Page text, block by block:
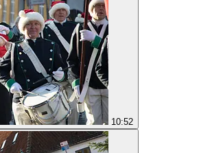
10:52